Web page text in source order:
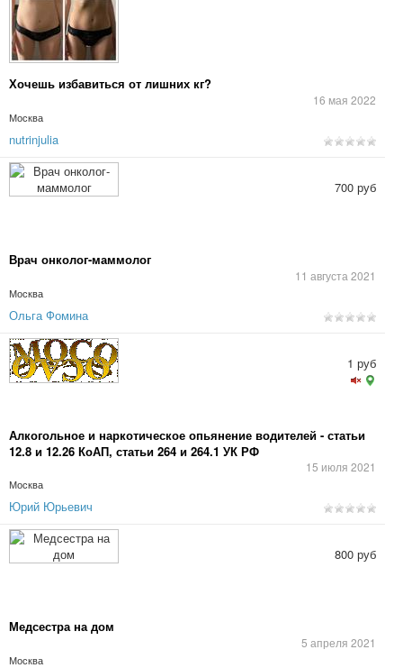
Хочешь избавиться от лишних кг?
16 мая 2022
Москва
nutrinjulia
Врач онколог-маммолог
11 августа 2021
Москва
700 руб
Ольга Фомина
Алкогольное и наркотическое опьянение водителей - статьи
12.8 и 12.26 КоАП, статьи 264 и 264.1 УК РФ
15 июля 2021
Москва
1 руб
Юрий Юрьевич
Медсестра на дом
5 апреля 2021
Москва
800 руб